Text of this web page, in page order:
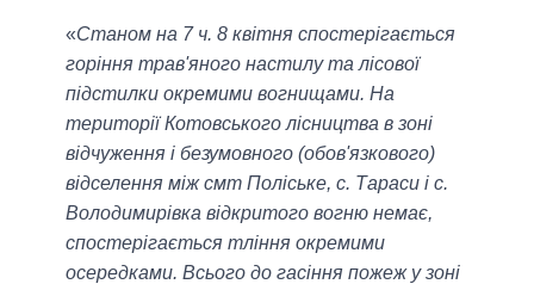
«Станом на 7 ч. 8 квітня спостерігається
горіння трав'яного настилу та лісової
підстилки окремими вогнищами. На
території Котовського лісництва в зоні
відчуження і безумовного (обов'язкового)
відселення між смт Поліське, с. Тараси і с.
Володимирівка відкритого вогню немає,
спостерігається тління окремими
осередками. Всього до гасіння пожеж у зоні